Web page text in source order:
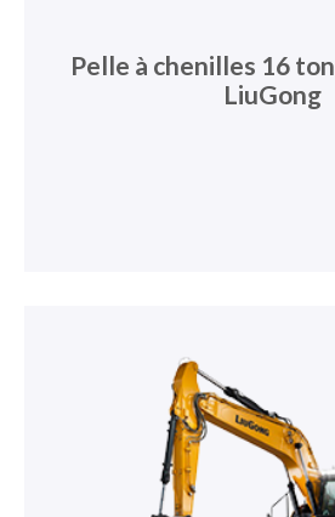
Pelle à chenilles 16
LiuGong